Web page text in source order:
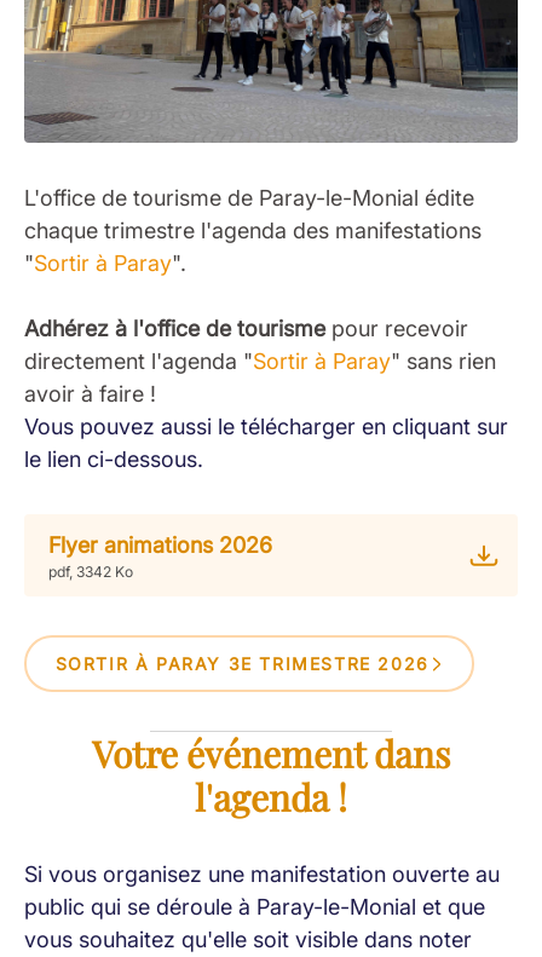
L'office de tourisme de Paray-le-Monial édite
chaque trimestre l'agenda des manifestations
"Sortir à Paray".
Adhérez à l'office de tourismepour recevoir
directement l'agenda "Sortir à Paray" sans rien
avoir à faire !
Vous pouvez aussi le télécharger en cliquant sur
le lien ci-dessous.
Flyer animations 2026
pdf, 3342 Ko
SORTIR À PARAY 3E TRIMESTRE 2026
Votre événement dans
l'agenda !
Si vous organisez une manifestation ouverte au
public qui se déroule à Paray-le-Monial et que
vous souhaitez qu'elle soit visible dans noter